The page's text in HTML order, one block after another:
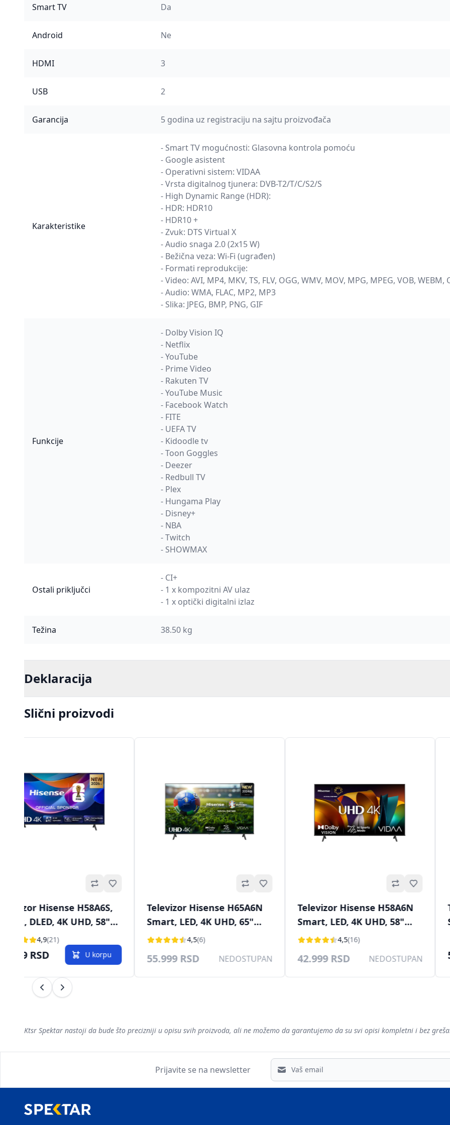
Smart TV Da
Android Ne
HDMI 3
USB 2
Garancija 5 godina uz registraciju na sajtu proizvođača
Karakteristike
- Smart TV mogućnosti: Glasovna kontrola pomoću
- Google asistent
- Operativni sistem: VIDAA
- Vrsta digitalnog tjunera: DVB-T2/T/C/S2/S
- High Dynamic Range (HDR):
- HDR: HDR10
- HDR10 +
- Zvuk: DTS Virtual X
- Audio snaga 2.0 (2x15 W)
- Bežična veza: Wi-Fi (ugrađen)
- Formati reprodukcije:
- Video: AVI, MP4, MKV, TS, FLV, OGG, WMV, MOV, MPG, MPEG, VOB, WEBM,
- Audio: WMA, FLAC, MP2, MP3
- Slika: JPEG, BMP, PNG, GIF
Funkcije
- Dolby Vision IQ
- Netflix
- YouTube
- Prime Video
- Rakuten TV
- YouTube Music
- Facebook Watch
- FITE
- UEFA TV
- Kidoodle tv
- Toon Goggles
- Deezer
- Redbull TV
- Plex
- Hungama Play
- Disney+
- NBA
- Twitch
- SHOWMAX
Ostali priključci
- CI+
- 1 x kompozitni AV ulaz
- 1 x optički digitalni izlaz
Težina 38.50 kg
Deklaracija
Slični proizvodi
Omiljeno
Hisense H65A6N
LED, 4K UHD, 65"
DVB-T/T2/C/S/S2
4,5(6)
RSD NEDOSTUPAN
Omiljeno
Televizor Hisense H58A6N
Smart, LED, 4K UHD, 58"
(147cm), DVB-T, DVB-C, DVB-
4,5(16)
42.999 RSD NEDOSTUPAN
Omiljeno
Televizor Hisense H65A6Q
Smart, LED, 4K UHD, 65"
(165cm), DVB-T/T2/C/S/S2
59.999 RSD U korpu
Prethodni
Sledeći
Ktsr Spektar nastoji da bude što precizniji u opisu svih proizvoda, ali ne možemo da garantujemo da su svi opisi kompletni i bez
Prijavite se na newsletter
Email address